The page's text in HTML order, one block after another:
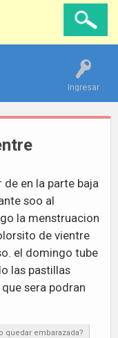
Ingresar
en la parte baja
soo al
la menstruacion
de vientre
el domingo tube
las pastillas
sera podran
quedar embarazada?